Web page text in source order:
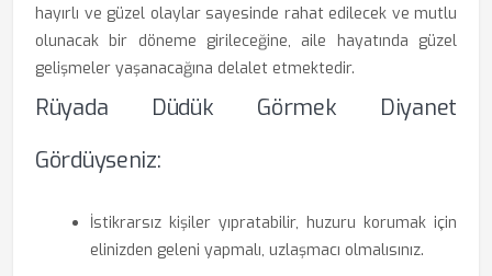
hayırlı ve güzel olaylar sayesinde rahat edilecek ve mutlu
olunacak bir döneme girileceğine, aile hayatında güzel
gelişmeler yaşanacağına delalet etmektedir.
Rüyada Düdük Görmek Diyanet
Gördüyseniz:
İstikrarsız kişiler yıpratabilir, huzuru korumak için
elinizden geleni yapmalı, uzlaşmacı olmalısınız.